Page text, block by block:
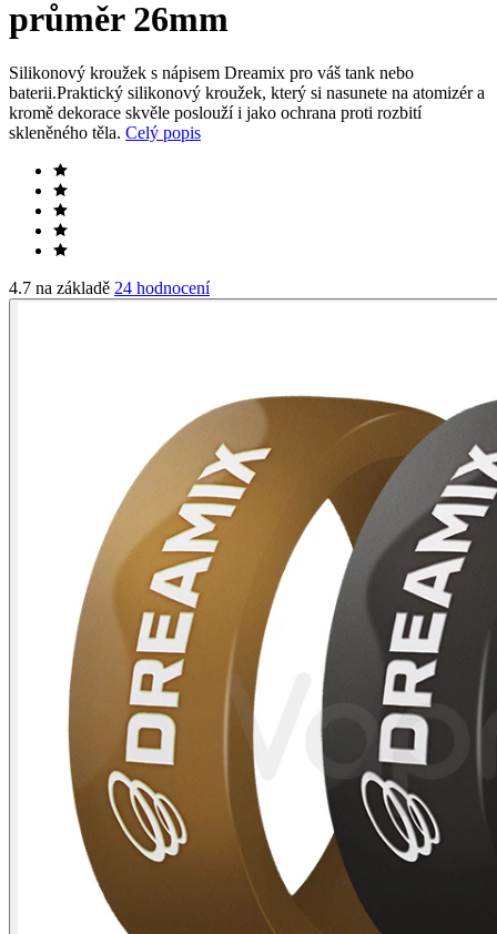
průměr 26mm
Silikonový kroužek s nápisem Dreamix pro váš tank nebo
baterii.Praktický silikonový kroužek, který si nasunete na atomizér a
kromě dekorace skvěle poslouží i jako ochrana proti rozbití
skleněného těla. Celý popis
4.7 na základě 24 hodnocení